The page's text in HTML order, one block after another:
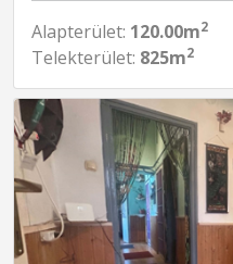
Alapterület: 120.00m2
Telekterület: 825m2